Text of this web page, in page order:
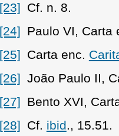
[23] Cf. n. 8.
[24] Paulo VI, Carta
[25] Carta enc.
[26] João Paulo II,
[27] Bento XVI,
[28] Cf. ibid., 15.51.